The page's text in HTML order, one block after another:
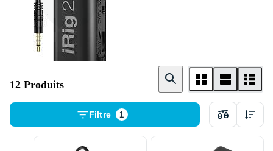
Externe
12 Produits
Filtre 1